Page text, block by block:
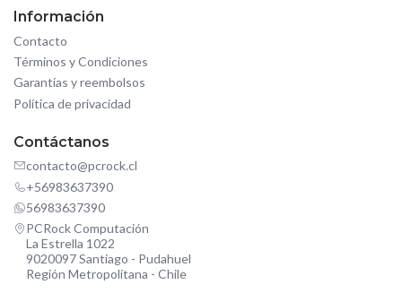
Información
Contacto
Términos y Condiciones
Garantías y reembolsos
Política de privacidad
Contáctanos
contacto@pcrock.cl
+56983637390
56983637390
PCRock Computación
La Estrella 1022
9020097 Santiago - Pudahuel
Región Metropolitana - Chile